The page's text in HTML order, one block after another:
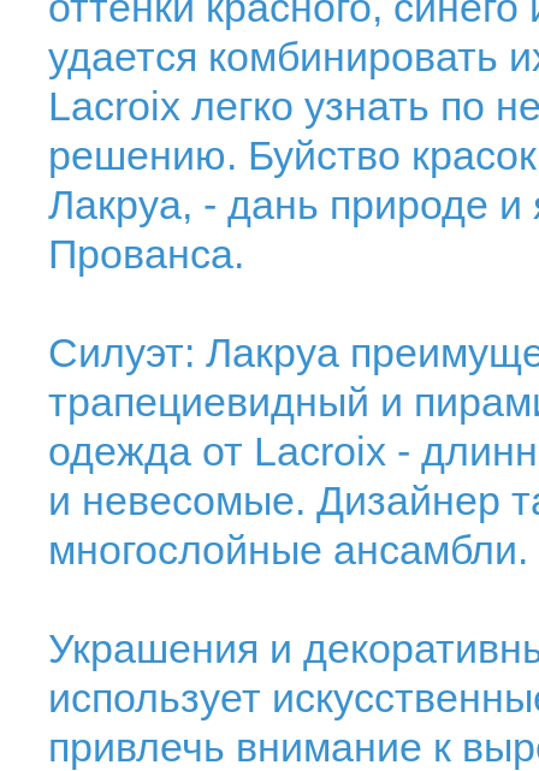
удается комбинировать
Lacroix легко узнать по
решению. Буйство
Лакруа, - дань природе и
Прованса.
Силуэт: Лакруа
трапециевидный и
одежда от Lacroix -
и невесомые. Дизайнер
многослойные ансамбли.
Украшения и
использует
привлечь внимание к